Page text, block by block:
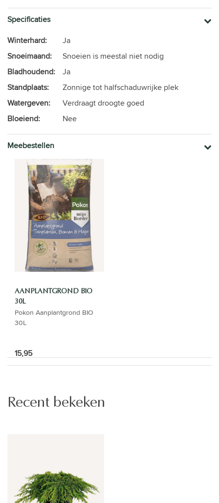
Specificaties
Winterhard:
Ja
Snoeimaand:
Snoeien is meestal niet nodig
Bladhoudend:
Ja
Standplaats:
Zonnige tot halfschaduwrijke plek
Watergeven:
Verdraagt droogte goed
Bloeiend:
Nee
Meebestellen
AANPLANTGROND BIO
30L
Pokon Aanplantgrond BIO
30L
15,95
Recent bekeken